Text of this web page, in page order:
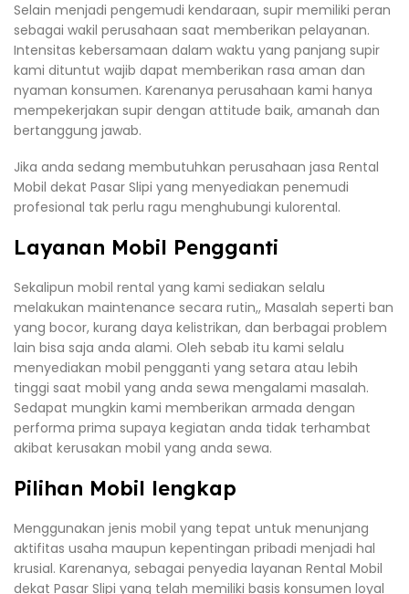
Selain menjadi pengemudi kendaraan, supir memiliki peran
sebagai wakil perusahaan saat memberikan pelayanan.
Intensitas kebersamaan dalam waktu yang panjang supir
kami dituntut wajib dapat memberikan rasa aman dan
nyaman konsumen. Karenanya perusahaan kami hanya
mempekerjakan supir dengan attitude baik, amanah dan
bertanggung jawab.
Jika anda sedang membutuhkan perusahaan jasa Rental
Mobil dekat Pasar Slipi yang menyediakan penemudi
profesional tak perlu ragu menghubungi kulorental.
Layanan Mobil Pengganti
Sekalipun mobil rental yang kami sediakan selalu
melakukan maintenance secara rutin,, Masalah seperti ban
yang bocor, kurang daya kelistrikan, dan berbagai problem
lain bisa saja anda alami. Oleh sebab itu kami selalu
menyediakan mobil pengganti yang setara atau lebih
tinggi saat mobil yang anda sewa mengalami masalah.
Sedapat mungkin kami memberikan armada dengan
performa prima supaya kegiatan anda tidak terhambat
akibat kerusakan mobil yang anda sewa.
Pilihan Mobil lengkap
Menggunakan jenis mobil yang tepat untuk menunjang
aktifitas usaha maupun kepentingan pribadi menjadi hal
krusial. Karenanya, sebagai penyedia layanan Rental Mobil
dekat Pasar Slipi yang telah memiliki basis konsumen loyal